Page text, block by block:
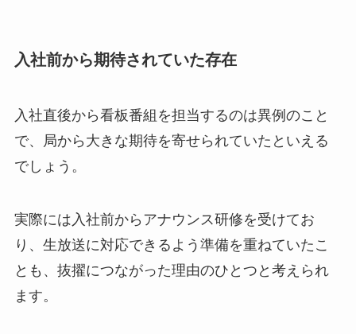
入社前から期待されていた存在
入社直後から看板番組を担当するのは異例のこと
で、局から大きな期待を寄せられていたといえる
でしょう。
実際には入社前からアナウンス研修を受けてお
り、生放送に対応できるよう準備を重ねていたこ
とも、抜擢につながった理由のひとつと考えられ
ます。